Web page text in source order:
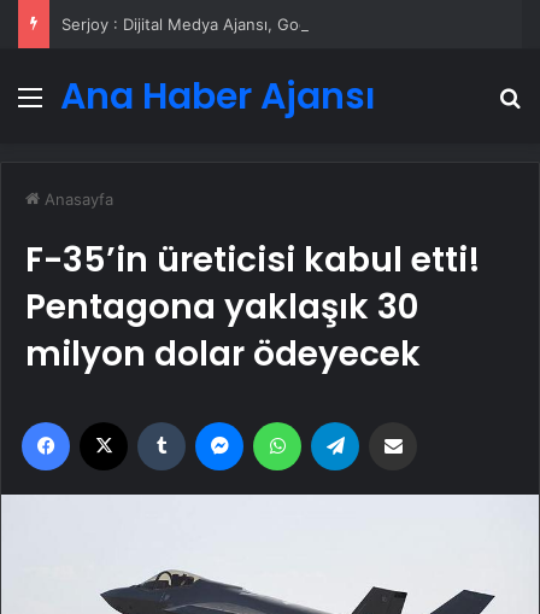
Menü
Ana Haber Ajansı
Anasayfa
F-35’in üreticisi kabul etti!
Pentagona yaklaşık 30
milyon dolar ödeyecek
Facebook Tumblr MessengerWhatsApp